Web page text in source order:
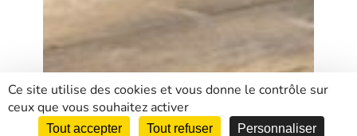
Ce site utilise des cookies et vous donne le contrôle sur
ceux que vous souhaitez activer
Tout accepter Tout refuser
Personnaliser